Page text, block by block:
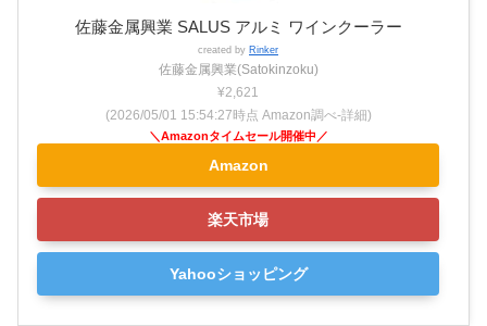
佐藤金属興業 SALUS アルミ ワインクーラー
created by Rinker
佐藤金属興業(Satokinzoku)
¥2,621
(2026/05/01 15:54:27時点 Amazon調べ-詳細)
Amazon
楽天市場
Yahooショッピング